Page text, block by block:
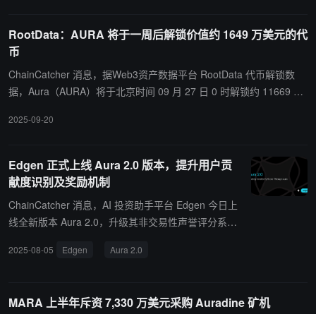
FluxVision 矿机管理软件平台。
RootData：AURA 将于一周后解锁价值约 1649 万美元的代
币
ChainCatcher 消息，据Web3资产数据平台 RootData 代币解锁数
据，Aura（AURA）将于北京时间 09 月 27 日 0 时解锁约 11669 万
2025-09-20
Edgen 正式上线 Aura 2.0 版本，提升用户贡
献度识别及奖励机制
ChainCatcher 消息，AI 投资助手平台 Edgen 今日上
线全新版本 Aura 2.0，升级其非交易性声誉评分系
响力的衡量透明度。Aura 分数将公开展示，支持通过
训练数据，并通过识别高 Aura 用户，提升其后续内
2025-08-05 Edgen Aura 2.0
MARA 上半年斥资 7,330 万美元采购 Auradine 矿机